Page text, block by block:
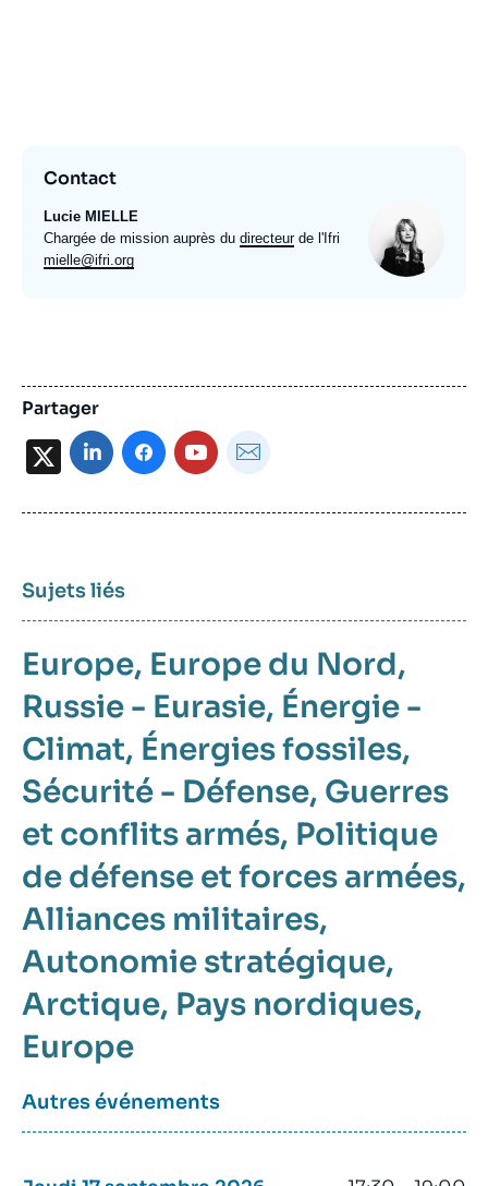
Contact
Lucie MIELLE
Intitulé
du
Chargée de mission auprès du directeurde l'Ifri
Email
mielle@ifri.org
Partager
X
Sujets liés
Europe Europe du Nord
Russie - Eurasie Énergie -
Climat Énergies fossiles
Sécurité - Défense Guerres
et conflits armés Politique
de défense et forces armées
Alliances militaires
Autonomie stratégique
Arctique Pays nordiques
Europe
Autres événements